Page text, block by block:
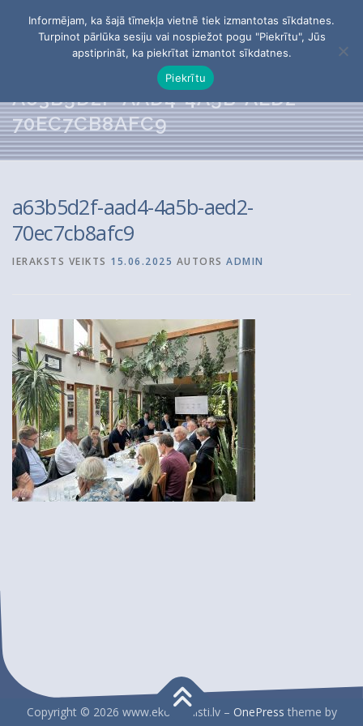
PAR APVIENĪBU
KONTAKTI
Meklēt:
A63B5D2F-AAD4-4A5B-AED2-
70EC7CB8AFC9
a63b5d2f-aad4-4a5b-aed2-
70ec7cb8afc9
IERAKSTS VEIKTS 15.06.2025 AUTORS ADMIN
Copyright © 2026 www.ekonomisti.lv – OnePress theme by
Informējam, ka šajā tīmekļa vietnē tiek izmantotas sīkdatnes.
Turpinot pārlūka sesiju vai nospiežot pogu "Piekrītu", Jūs
apstiprināt, ka piekrītat izmantot sīkdatnes.
Piekrītu